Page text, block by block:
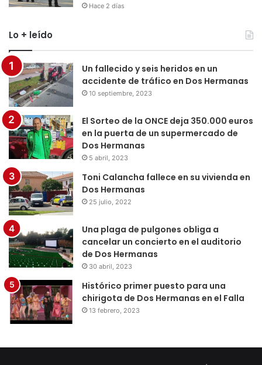
Hace 2 días
Lo + leído
Un fallecido y seis heridos en un
accidente de tráfico en Dos Hermanas
10 septiembre, 2023
El Sorteo de la ONCE deja 350.000 euros
en la puerta de un supermercado de
Dos Hermanas
5 abril, 2023
Toni Calancha fallece en su vivienda en
Dos Hermanas
25 julio, 2022
Una plaga de pulgones obliga a
cancelar un concierto en el auditorio
de Dos Hermanas
30 abril, 2023
Histórico primer puesto para una
chirigota de Dos Hermanas en el Falla
13 febrero, 2023